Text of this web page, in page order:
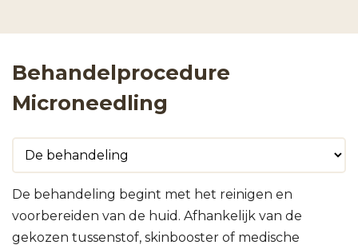
Behandelprocedure
Microneedling
De behandeling begint met het reinigen en
voorbereiden van de huid. Afhankelijk van de
gekozen tussenstof, skinbooster of medische